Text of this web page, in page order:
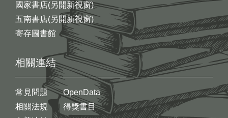
國家書店(另開新視窗)
五南書店(另開新視窗)
寄存圖書館
相關連結
常見問題
相關法規
OpenData
得獎書目